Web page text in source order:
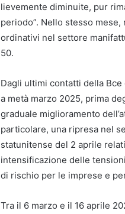
lievemente diminuite, pur
periodo”. Nello stesso
ordinativi nel settore
50.
Dagli ultimi contatti della
a metà marzo 2025, prima
graduale miglioramento
particolare, una ripresa nel
statunitense del 2 aprile
intensificazione delle
di rischio per le imprese e
Tra il 6 marzo e il 16 aprile